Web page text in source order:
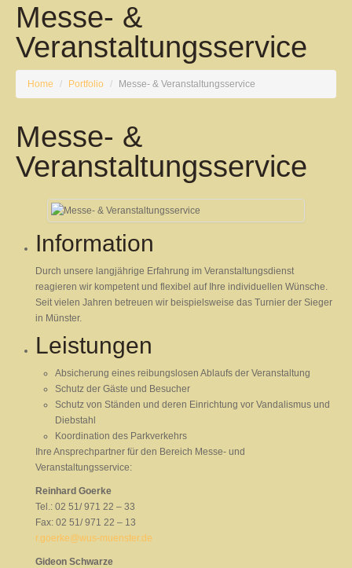
Messe- &
Veranstaltungsservice
Home / Portfolio / Messe- & Veranstaltungsservice
Messe- &
Veranstaltungsservice
Information
Durch unsere langjährige Erfahrung im Veranstaltungsdienst
reagieren wir kompetent und flexibel auf Ihre individuellen Wünsche.
Seit vielen Jahren betreuen wir beispielsweise das Turnier der Sieger
in Münster.
Leistungen
Absicherung eines reibungslosen Ablaufs der Veranstaltung
Schutz der Gäste und Besucher
Schutz von Ständen und deren Einrichtung vor Vandalismus und
Diebstahl
Koordination des Parkverkehrs
Ihre Ansprechpartner für den Bereich Messe- und
Veranstaltungsservice:
Reinhard Goerke
Tel.: 02 51/ 971 22 – 33
Fax: 02 51/ 971 22 – 13
r.goerke@wus-muenster.de
Gideon Schwarze